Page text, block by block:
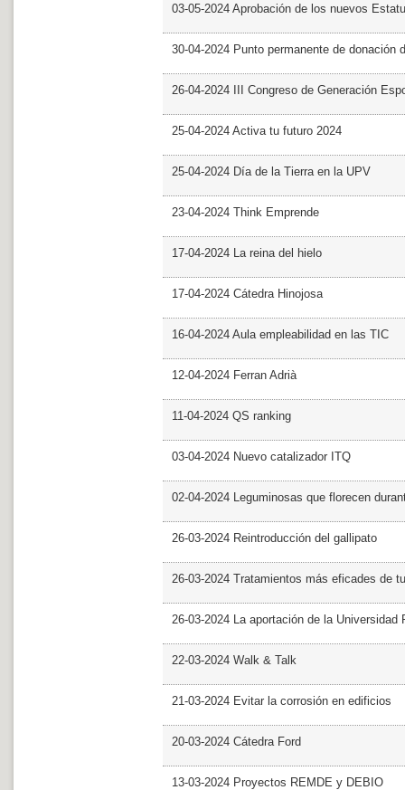
03-05-2024 Aprobación de los nuevos
30-04-2024 Punto permanente de donación
26-04-2024 III Congreso de Generación
25-04-2024 Activa tu futuro 2024
25-04-2024 Día de la Tierra en la UPV
23-04-2024 Think Emprende
17-04-2024 La reina del hielo
17-04-2024 Cátedra Hinojosa
16-04-2024 Aula empleabilidad en las TIC
12-04-2024 Ferran Adrià
11-04-2024 QS ranking
03-04-2024 Nuevo catalizador ITQ
02-04-2024 Leguminosas que florecen
26-03-2024 Reintroducción del gallipato
26-03-2024 Tratamientos más eficades de
26-03-2024 La aportación de la Universidad
22-03-2024 Walk & Talk
21-03-2024 Evitar la corrosión en edificios
20-03-2024 Cátedra Ford
13-03-2024 Proyectos REMDE y DEBIO